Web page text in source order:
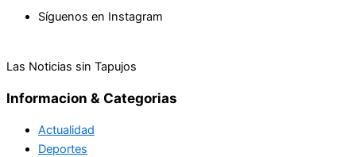
Síguenos en Instagram
Las Noticias sin Tapujos
Informacion & Categorias
Actualidad
Deportes